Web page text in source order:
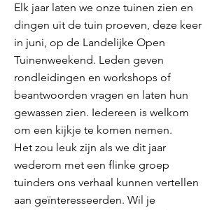
Elk jaar laten we onze tuinen zien en
dingen uit de tuin proeven, deze keer
in juni, op de Landelijke Open
Tuinenweekend. Leden geven
rondleidingen en workshops of
beantwoorden vragen en laten hun
gewassen zien. Iedereen is welkom
om een kijkje te komen nemen.
Het zou leuk zijn als we dit jaar
wederom met een flinke groep
tuinders ons verhaal kunnen vertellen
aan geïnteresseerden. Wil je